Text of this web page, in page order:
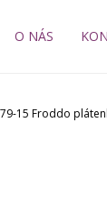
O NÁS
15 Froddo